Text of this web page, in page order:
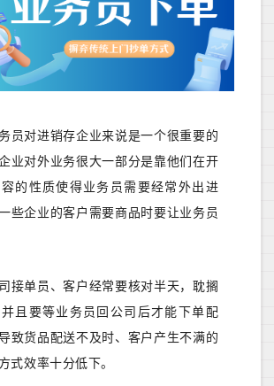
员对进销存企业来说是一个很重要的
业对外业务很大一部分是靠他们在开
的性质使得业务员需要经常外出进
些企业的客户需要商品时要让业务员
接单员、客户经常要核对半天，耽搁
且要等业务员回公司后才能下单配
致货品配送不及时、客户 产生不满的
式效率十分低下。